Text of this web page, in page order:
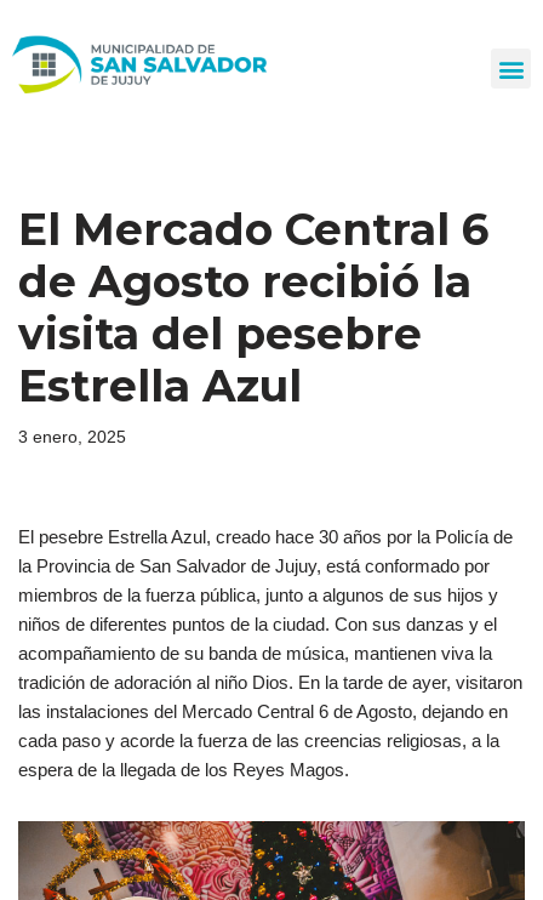
al
El Mercado Central 6
de Agosto recibió la
visita del pesebre
Estrella Azul
3 enero, 2025
El pesebre Estrella Azul, creado hace 30 años por la Policía de
la Provincia de San Salvador de Jujuy, está conformado por
miembros de la fuerza pública, junto a algunos de sus hijos y
niños de diferentes puntos de la ciudad. Con sus danzas y el
acompañamiento de su banda de música, mantienen viva la
tradición de adoración al niño Dios. En la tarde de ayer, visitaron
las instalaciones del Mercado Central 6 de Agosto, dejando en
cada paso y acorde la fuerza de las creencias religiosas, a la
espera de la llegada de los Reyes Magos.